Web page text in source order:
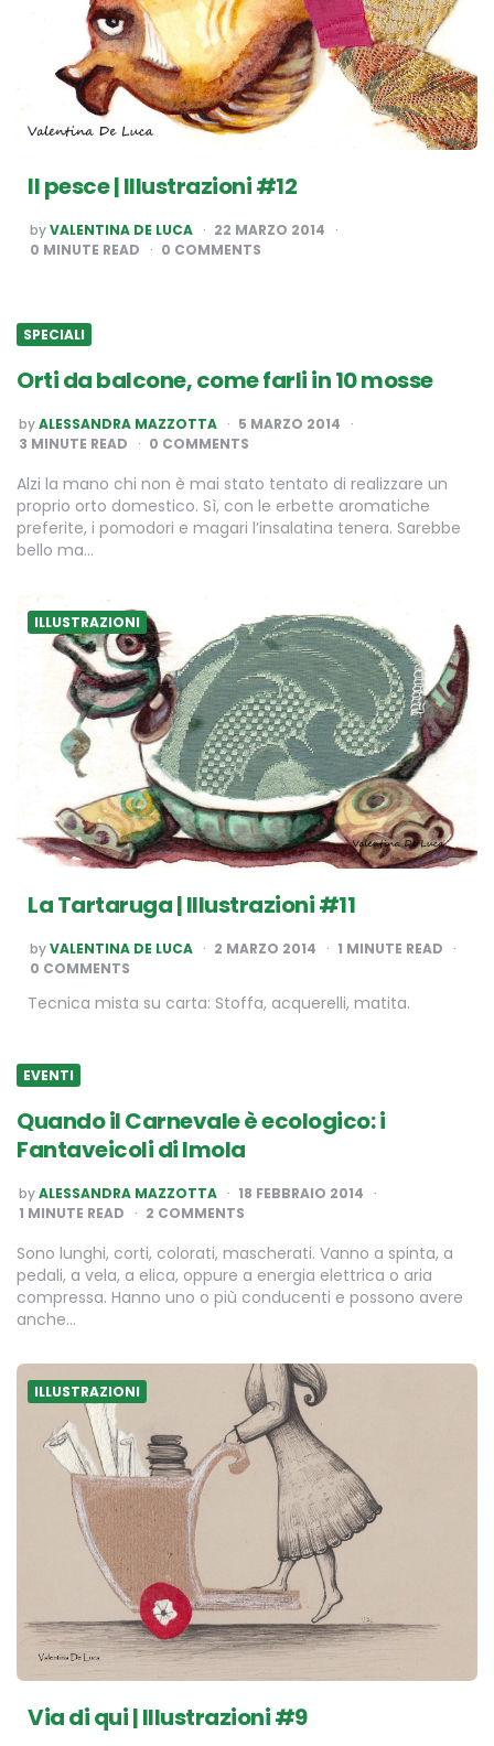
Il pesce | Illustrazioni #12
POSTED
BY
byVALENTINA DE LUCA
22 MARZO 2014
0 MINUTE READ 0 COMMENTS
SPECIALI
Orti da balcone, come farli in 10 mosse
POSTED
BY
byALESSANDRA MAZZOTTA
5 MARZO 2014
3 MINUTE READ 0 COMMENTS
Alzi la mano chi non è mai stato tentato di realizzare un
proprio orto domestico. Sì, con le erbette aromatiche
preferite, i pomodori e magari l’insalatina tenera. Sarebbe
bello ma…
ILLUSTRAZIONI
La Tartaruga | Illustrazioni #11
POSTED
BY
byVALENTINA DE LUCA 2 MARZO 2014 1 MINUTE READ
0 COMMENTS
Tecnica mista su carta: Stoffa, acquerelli, matita.
EVENTI
Quando il Carnevale è ecologico: i
Fantaveicoli di Imola
POSTED
BY
byALESSANDRA MAZZOTTA
18 FEBBRAIO 2014
1 MINUTE READ 2 COMMENTS
Sono lunghi, corti, colorati, mascherati. Vanno a spinta, a
pedali, a vela, a elica, oppure a energia elettrica o aria
compressa. Hanno uno o più conducenti e possono avere
anche…
ILLUSTRAZIONI
Via di qui | Illustrazioni #9